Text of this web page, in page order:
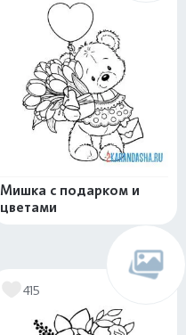
Мишка с подарком и
цветами
415